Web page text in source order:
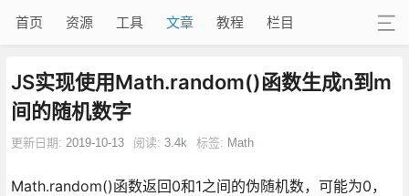
首页 资源 工具 文章 教程 栏目
JS实现使用Math.random()函数生成n到m
间的随机数字
更新日期: 2019-10-13 阅读: 3.4k 标签: Math
Math.random()函数返回0和1之间的伪随机数，可能为0，